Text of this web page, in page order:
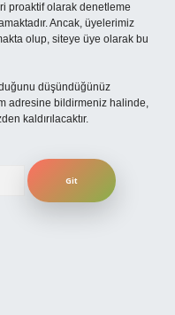
proaktif olarak denetleme
Ancak, üyelerimiz
olup, siteye üye olarak bu
düşündüğünüz
adresine bildirmeniz halinde,
kaldırılacaktır.